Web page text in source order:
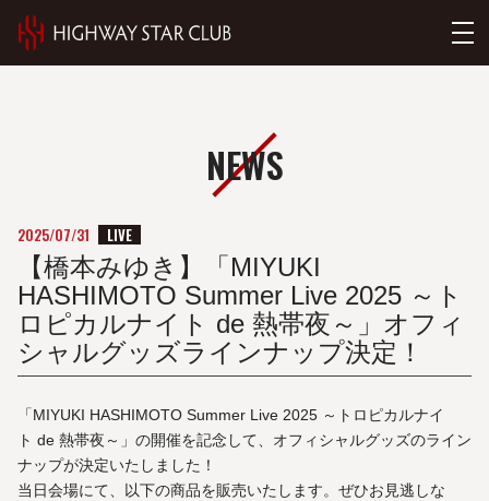
NEWS
2025/07/31 LIVE
【橋本みゆき】「MIYUKI
HASHIMOTO Summer Live 2025 ～ト
ロピカルナイト de 熱帯夜～」オフィ
シャルグッズラインナップ決定！
「MIYUKI HASHIMOTO Summer Live 2025 ～トロピカルナイ
ト de 熱帯夜～」の開催を記念して、オフィシャルグッズのライン
ナップが決定いたしました！
当日会場にて、以下の商品を販売いたします。ぜひお見逃しな